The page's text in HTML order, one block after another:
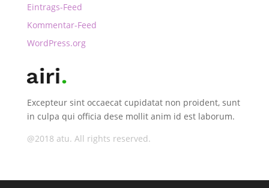
Eintrags-Feed
Kommentar-Feed
WordPress.org
Excepteur sint occaecat cupidatat non proident, sunt
in culpa qui officia dese mollit anim id est laborum.
@2018 atu. All rights reserved.